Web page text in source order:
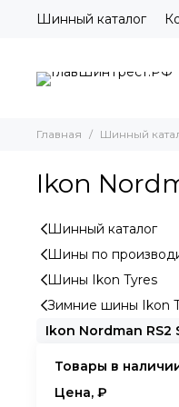
Шинный каталог
Главная Шинный
Ikon
Шинный каталог
Шины по
Шины Ikon Tyres
Зимние шины Ikon
Ikon Nordman RS2
Товары в
Цена, ₽